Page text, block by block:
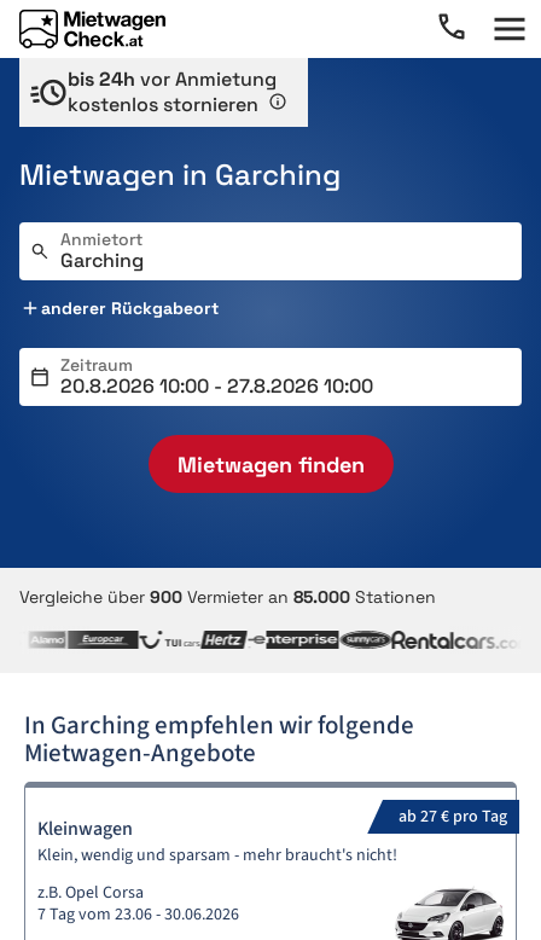
bis 24h vor Anmietung
kostenlos stornieren
Mietwagen in Garching
Anmietort
anderer Rückgabeort
Zeitraum
Mietwagen finden
Vergleiche über 900 Vermieter an 85.000 Stationen
In Garching empfehlen wir folgende
Mietwagen-Angebote
ab 27 € pro Tag
Kleinwagen
Klein, wendig und sparsam - mehr braucht's nicht!
z.B. Opel Corsa
7 Tag vom 23.06 - 30.06.2026